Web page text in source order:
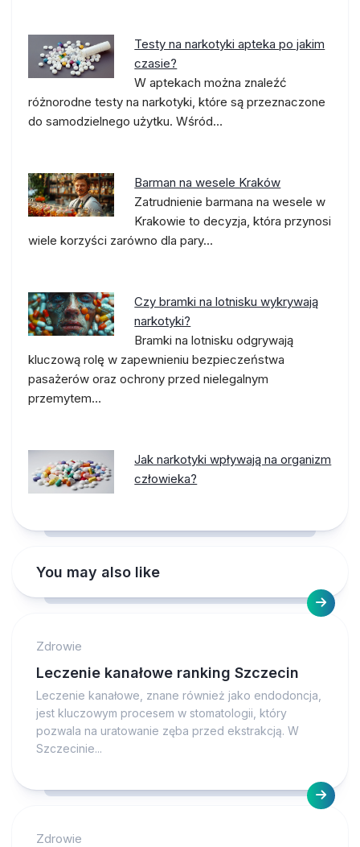
Testy na narkotyki apteka po jakim
czasie?
W aptekach można znaleźć
różnorodne testy na narkotyki, które są przeznaczone
do samodzielnego użytku. Wśród…
Barman na wesele Kraków
Zatrudnienie barmana na wesele w
Krakowie to decyzja, która przynosi
wiele korzyści zarówno dla pary…
Czy bramki na lotnisku wykrywają
narkotyki?
Bramki na lotnisku odgrywają
kluczową rolę w zapewnieniu bezpieczeństwa
pasażerów oraz ochrony przed nielegalnym
przemytem…
Jak narkotyki wpływają na organizm
człowieka?
You may also like
Zdrowie
Leczenie kanałowe ranking Szczecin
Leczenie kanałowe, znane również jako endodoncja,
jest kluczowym procesem w stomatologii, który
pozwala na uratowanie zęba przed ekstrakcją. W
Szczecinie...
Zdrowie